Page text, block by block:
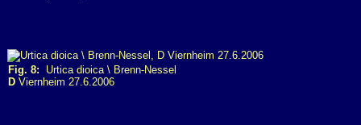
Fig. 8: Urtica dioica \ Brenn-Nessel
D Viernheim 27.6.2006